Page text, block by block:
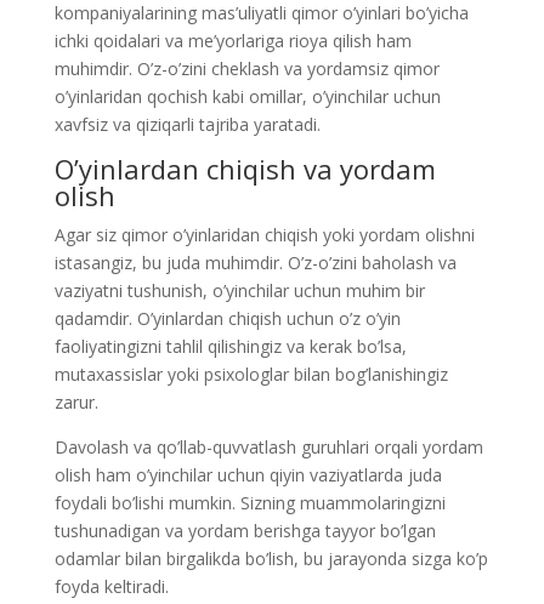
kompaniyalarining mas’uliyatli qimor o’yinlari bo’yicha
ichki qoidalari va me’yorlariga rioya qilish ham
muhimdir. O’z-o’zini cheklash va yordamsiz qimor
o’yinlaridan qochish kabi omillar, o’yinchilar uchun
xavfsiz va qiziqarli tajriba yaratadi.
O’yinlardan chiqish va yordam
olish
Agar siz qimor o’yinlaridan chiqish yoki yordam olishni
istasangiz, bu juda muhimdir. O’z-o’zini baholash va
vaziyatni tushunish, o’yinchilar uchun muhim bir
qadamdir. O’yinlardan chiqish uchun o’z o’yin
faoliyatingizni tahlil qilishingiz va kerak bo’lsa,
mutaxassislar yoki psixologlar bilan bog’lanishingiz
zarur.
Davolash va qo’llab-quvvatlash guruhlari orqali yordam
olish ham o’yinchilar uchun qiyin vaziyatlarda juda
foydali bo’lishi mumkin. Sizning muammolaringizni
tushunadigan va yordam berishga tayyor bo’lgan
odamlar bilan birgalikda bo’lish, bu jarayonda sizga ko’p
foyda keltiradi.